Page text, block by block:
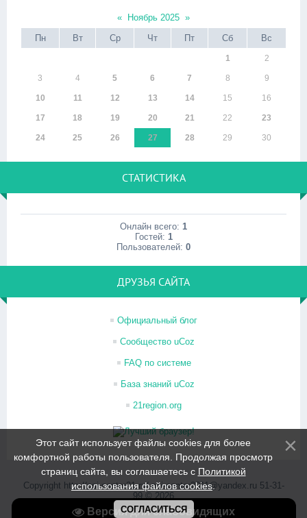
Версия для слабовидящих
« Ноябрь 2025 »
Пн
Вт Ср Чт Пт Сб Вс
1 2
3 4 5 6 7 8 9
10 11 12 13 14 15 16
17 18 19 20 21 22 23
24 25 26 27 28 29 30
СТАТИСТИКА
Онлайн всего: 1
Гостей: 1
Пользователей: 0
ДРУЗЬЯ САЙТА
Официальный блог
Сообщество uCoz
FAQ по системе
База знаний uCoz
21region.org
Copyright http://psi-center21.ru/ psi-center2011@yandex.ru 51-31-
99 © 2026
Хостинг отuCoz
Этот сайт использует файлы cookies для более
комфортной работы пользователя. Продолжая просмотр
страниц сайта, вы соглашаетесь с Политикой
использования файлов cookies.
СОГЛАСИТЬСЯ